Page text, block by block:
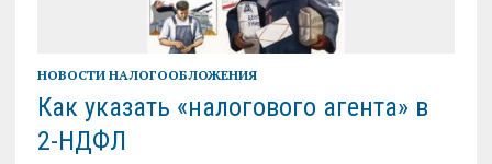
НОВОСТИ НАЛОГООБЛОЖЕНИЯ
Как указать «налогового агента» в
2-НДФЛ